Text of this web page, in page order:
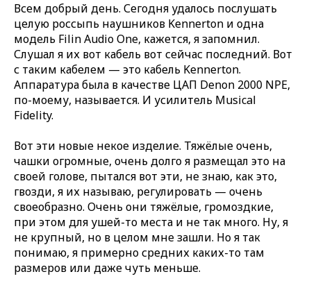
Всем добрый день. Сегодня удалось послушать
целую россыпь наушников Kennerton и одна
модель Filin Audio One, кажется, я запомнил.
Слушал я их вот кабель вот сейчас последний. Вот
с таким кабелем — это кабель Kennerton.
Аппаратура была в качестве ЦАП Denon 2000 NPE,
по-моему, называется. И усилитель Musical
Fidelity.
Вот эти новые некое изделие. Тяжёлые очень,
чашки огромные, очень долго я размещал это на
своей голове, пытался вот эти, не знаю, как это,
гвозди, я их называю, регулировать — очень
своеобразно. Очень они тяжёлые, громоздкие,
при этом для ушей-то места и не так много. Ну, я
не крупный, но в целом мне зашли. Но я так
понимаю, я примерно средних каких-то там
размеров или даже чуть меньше.